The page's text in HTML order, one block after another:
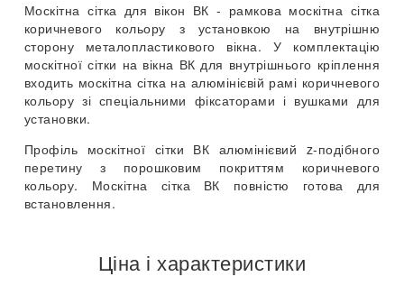
Москітна сітка для вікон ВК - рамкова москітна сітка
коричневого кольору з установкою на внутрішню
сторону металопластикового вікна. У комплектацію
москітної сітки на вікна ВК для внутрішнього кріплення
входить москітна сітка на алюмінієвій рамі коричневого
кольору зі спеціальними фіксаторами і вушками для
установки.
Профіль москітної сітки ВК алюмінієвий z-подібного
перетину з порошковим покриттям коричневого
кольору. Москітна сітка ВК повністю готова для
встановлення.
Ціна і характеристики